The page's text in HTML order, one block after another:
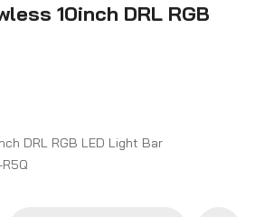
10inch DRL RGB
DRL RGB LED Light Bar